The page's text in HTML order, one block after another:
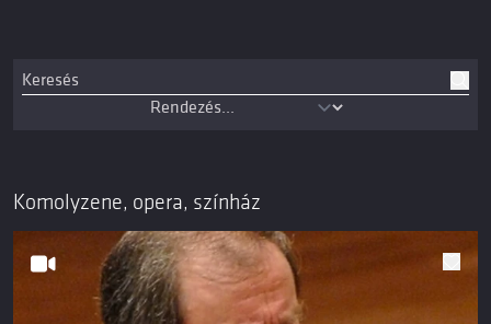
Komolyzene, opera, színház